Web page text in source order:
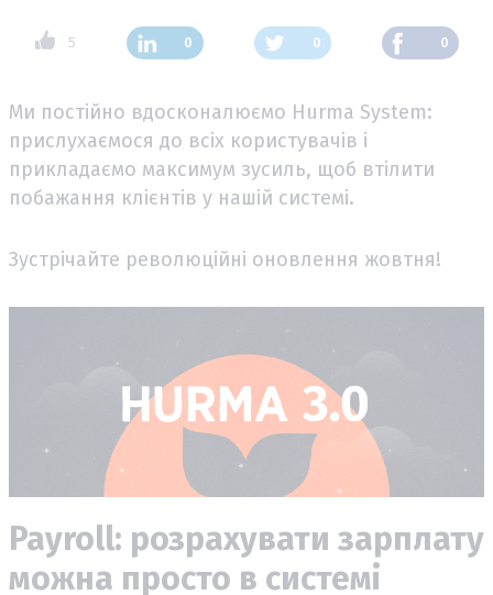
5 0 0 0
Ми постійно вдосконалюємо Hurma System:
прислухаємося до всіх користувачів і
прикладаємо максимум зусиль, щоб втілити
побажання клієнтів у нашій системі.
Зустрічайте революційні оновлення жовтня!
Payroll: розрахувати зарплату
можна просто в системі